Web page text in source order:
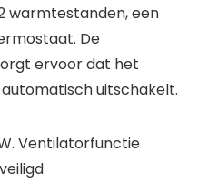
warmtestanden, een
De
ervoor dat het
uitschakelt.
Ventilatorfunctie